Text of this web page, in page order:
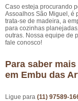
Caso esteja procurando
Assoalhos São Miguel, é
trata-se de madeira, a
para cozinhas
outras. Nossa equipe de
fale conosco!
Para saber
em Embu das
Ligue para (11) 97589-